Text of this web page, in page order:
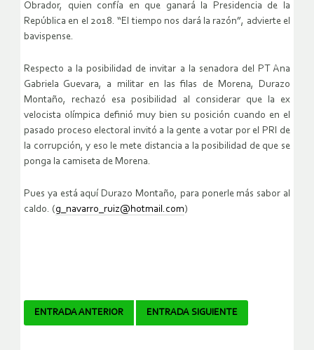
Obrador, quien confía en que ganará la Presidencia de la
República en el 2018. “El tiempo nos dará la razón”, advierte el
bavispense.
Respecto a la posibilidad de invitar a la senadora del PT Ana
Gabriela Guevara, a militar en las filas de Morena, Durazo
Montaño, rechazó esa posibilidad al considerar que la ex
velocista olímpica definió muy bien su posición cuando en el
pasado proceso electoral invitó a la gente a votar por el PRI de
la corrupción, y eso le mete distancia a la posibilidad de que se
ponga la camiseta de Morena.
Pues ya está aquí Durazo Montaño, para ponerle más sabor al
caldo. (g_navarro_ruiz@hotmail.com)
Navegador
ENTRADA ANTERIOR ENTRADA SIGUIENTE